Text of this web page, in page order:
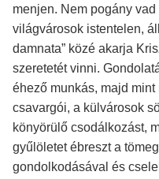
menjen. Nem pogány
világvárosok istentelen,
damnata” közé akarja
szeretetét vinni.
éhező munkás, majd
csavargói, a külvárosok
könyörülő csodálkozást,
gyűlöletet ébreszt a
gondolkodásával és